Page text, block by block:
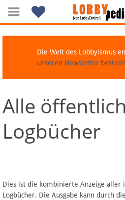
Navigation
Über Lobbypedia
Artikel nach Kategorien
Die Welt des Lobbyismus
unseren Newsletter
Alle
Logbücher
Dies ist die kombinierte Anzeige aller
Logbücher. Die Ausgabe kann durch